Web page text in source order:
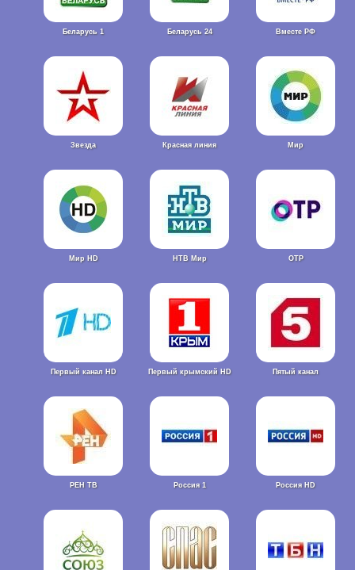
Беларусь 1 Беларусь 24 Вместе РФ
Звезда Красная линия Мир
Мир HD НТВ Мир ОТР
Первый канал HD Первый крымский HD Пятый канал
РЕН ТВ Россия 1 Россия HD